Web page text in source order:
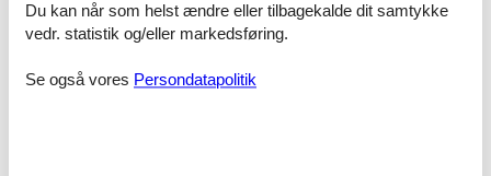
Kühlungsborn zu einem idealen Urlaubsziel für Paare, Familien und
Erholungssuchende.
Energiekosten, Wasserkosten, PKW - Stellplatz
Du kan når som helst ændre eller tilbagekalde dit samtykke
vedr. statistik og/eller markedsføring.
Se også vores Persondatapolitik